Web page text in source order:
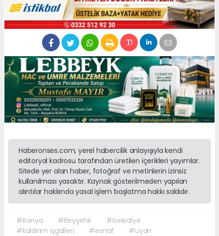
Haberonses.com, yerel habercilik anlayışıyla kendi
editoryal kadrosu tarafından üretilen içerikleri yayımlar.
Sitede yer alan haber, fotoğraf ve metinlerin izinsiz
kullanılması yasaktır. Kaynak gösterilmeden yapılan
alıntılar hakkında yasal işlem başlatma hakkı saklıdır.
#Konya #Beyşehir
#belediye
#kaldırım işgalleri
#esnaf
#uyarı